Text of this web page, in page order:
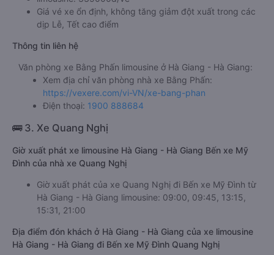
Giá vé xe ổn định, không tăng giảm đột xuất trong các
dịp Lễ, Tết cao điểm
Thông tin liên hệ
Văn phòng xe Bằng Phấn limousine ở Hà Giang - Hà Giang:
Xem địa chỉ văn phòng nhà xe Bằng Phấn:
https://vexere.com/vi-VN/xe-bang-phan
Điện thoại: 1900 888684
🚌 3. Xe Quang Nghị
Giờ xuất phát xe limousine Hà Giang - Hà Giang Bến xe Mỹ
Đình của nhà xe Quang Nghị
Giờ xuất phát của xe Quang Nghị đi Bến xe Mỹ Đình từ
Hà Giang - Hà Giang limousine: 09:00, 09:45, 13:15,
15:31, 21:00
Địa điểm đón khách ở Hà Giang - Hà Giang của xe limousine
Hà Giang - Hà Giang đi Bến xe Mỹ Đình Quang Nghị